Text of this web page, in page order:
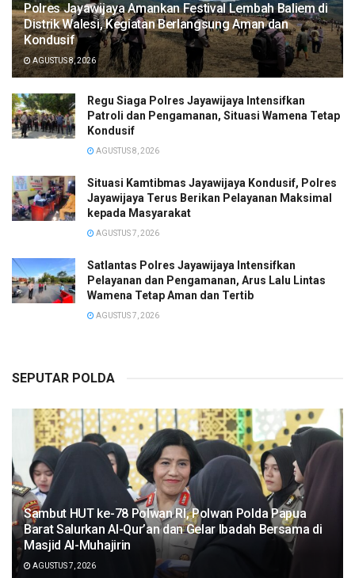
Polres Jayawijaya Amankan Festival Lembah Baliem di
Distrik Walesi, Kegiatan Berlangsung Aman dan
Kondusif
AGUSTUS 8, 2026
Regu Siaga Polres Jayawijaya Intensifkan
Patroli dan Pengamanan, Situasi Wamena Tetap
Kondusif
AGUSTUS 8, 2026
Situasi Kamtibmas Jayawijaya Kondusif, Polres
Jayawijaya Terus Berikan Pelayanan Maksimal
kepada Masyarakat
AGUSTUS 7, 2026
Satlantas Polres Jayawijaya Intensifkan
Pelayanan dan Pengamanan, Arus Lalu Lintas
Wamena Tetap Aman dan Tertib
AGUSTUS 7, 2026
SEPUTAR POLDA
Sambut HUT ke-78 Polwan RI, Polwan Polda Papua
Barat Salurkan Al-Qur’an dan Gelar Ibadah Bersama di
Masjid Al-Muhajirin
AGUSTUS 7, 2026